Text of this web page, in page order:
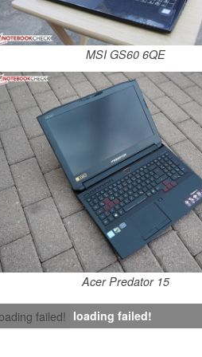
MSI GS60 6QE
Acer Predator 15
failed! loading failed!